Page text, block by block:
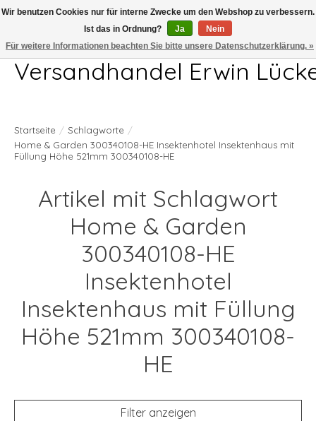
Telefon 04407 715872 MO-DO 7.00-17.00Uhr FR 7.00-13.00Uhr
Versandhandel Erwin
Startseite / Schlagworte /
Home & Garden 300340108-HE Insektenhotel Insektenhaus mit
Füllung Höhe 521mm 300340108-HE
Artikel mit Schlagwort
Home & Garden
300340108-HE
Insektenhotel
Insektenhaus mit Füllung
Höhe 521mm 300340108-
HE
Filter anzeigen
Wir benutzen Cookies nur für interne Zwecke um den Webshop zu verbessern.
Ist das in Ordnung?
Ja
Nein
Für weitere Informationen beachten Sie bitte unsere Datenschutzerklärung. »